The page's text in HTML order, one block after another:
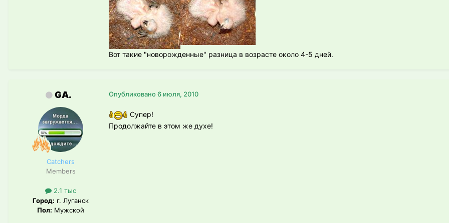
Вот такие "новорожденные" разница в возрасте около 4-5 дней.
GA.
Catchers
Members
2.1 тыс
Город: г. Луганск
Пол: Мужской
Опубликовано6 июля, 2010
Супер!
Продолжайте в этом же духе!